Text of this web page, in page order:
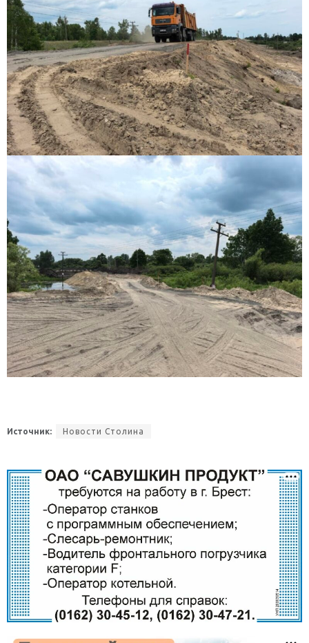
Источник: Новости Столина